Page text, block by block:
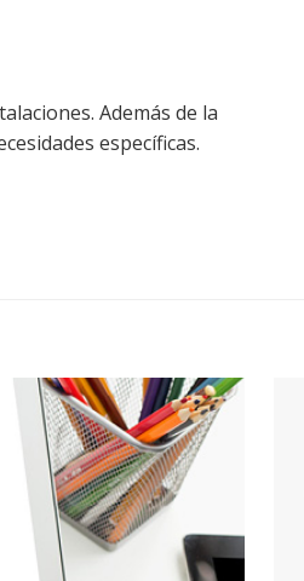
Además de la
específicas.